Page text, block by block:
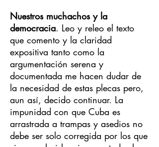
Nuestros muchachos y la
democracia. Leo y releo el texto
que comento y la claridad
expositiva tanto como la
argumentación serena y
documentada me hacen dudar de
la necesidad de estas plecas pero,
aun así, decido continuar. La
impunidad con que Cuba es
arrastrada a trampas y asedios no
debe ser solo corregida por los que